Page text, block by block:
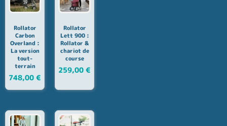
Rollator
Carbon
Overland :
La version
tout-
terrain
748,00 €
Rollator
Lett 900 :
Rollator &
chariot de
course
259,00 €